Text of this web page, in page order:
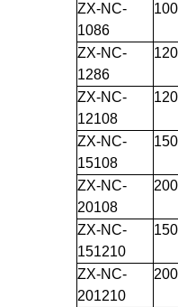
ZX-NC-
1086
ZX-NC-
1286
ZX-NC-
12108
ZX-NC-
15108
ZX-NC-
20108
ZX-NC-
151210
ZX-NC-
201210